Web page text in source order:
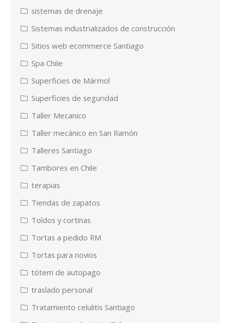
sistemas de drenaje
Sistemas industrializados de construcción
Sitios web ecommerce Santiago
Spa Chile
Superficies de Mármol
Superficies de seguridad
Taller Mecanico
Taller mecánico en San Ramón
Talleres Santiago
Tambores en Chile
terapias
Tiendas de zapatos
Toldos y cortinas
Tortas a pedido RM
Tortas para novios
tótem de autopago
traslado personal
Tratamiento celulitis Santiago